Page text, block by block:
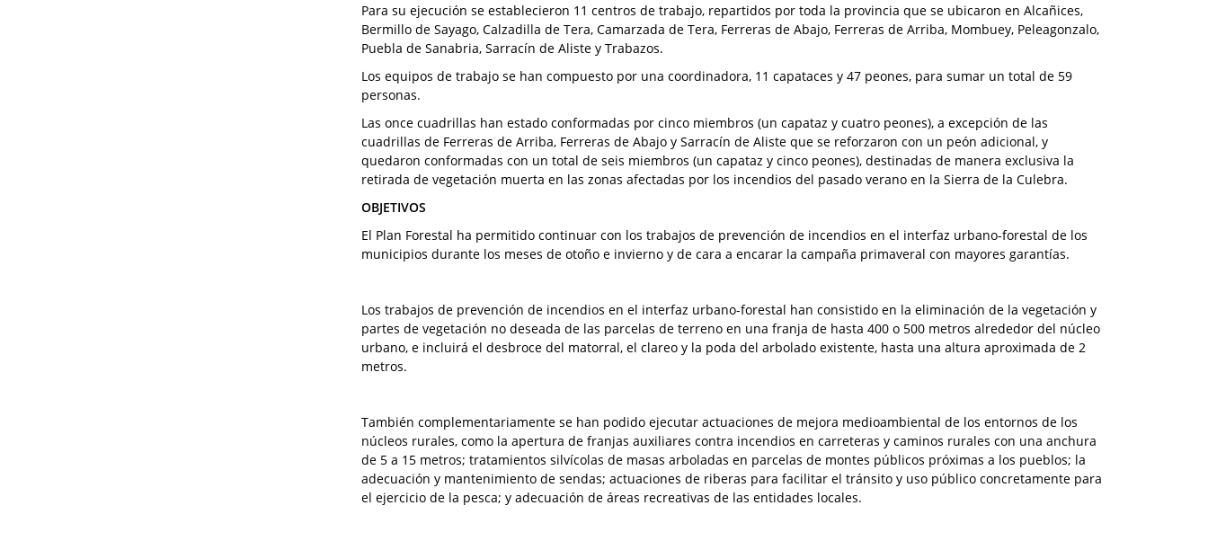
Para su ejecución se establecieron 11 centros de trabajo, repartidos por toda la provincia que se ubicaron en Alcañices,
Bermillo de Sayago, Calzadilla de Tera, Camarzada de Tera, Ferreras de Abajo, Ferreras de Arriba, Mombuey, Peleagonzalo,
Puebla de Sanabria, Sarracín de Aliste y Trabazos.
Los equipos de trabajo se han compuesto por una coordinadora, 11 capataces y 47 peones, para sumar un total de 59
personas.
Las once cuadrillas han estado conformadas por cinco miembros (un capataz y cuatro peones), a excepción de las
cuadrillas de Ferreras de Arriba, Ferreras de Abajo y Sarracín de Aliste que se reforzaron con un peón adicional, y
quedaron conformadas con un total de seis miembros (un capataz y cinco peones), destinadas de manera exclusiva la
retirada de vegetación muerta en las zonas afectadas por los incendios del pasado verano en la Sierra de la Culebra.
OBJETIVOS
El Plan Forestal ha permitido continuar con los trabajos de prevención de incendios en el interfaz urbano-forestal de los
municipios durante los meses de otoño e invierno y de cara a encarar la campaña primaveral con mayores garantías.
Los trabajos de prevención de incendios en el interfaz urbano-forestal han consistido en la eliminación de la vegetación y
partes de vegetación no deseada de las parcelas de terreno en una franja de hasta 400 o 500 metros alrededor del núcleo
urbano, e incluirá el desbroce del matorral, el clareo y la poda del arbolado existente, hasta una altura aproximada de 2
metros.
También complementariamente se han podido ejecutar actuaciones de mejora medioambiental de los entornos de los
núcleos rurales, como la apertura de franjas auxiliares contra incendios en carreteras y caminos rurales con una anchura
de 5 a 15 metros; tratamientos silvícolas de masas arboladas en parcelas de montes públicos próximas a los pueblos; la
adecuación y mantenimiento de sendas; actuaciones de riberas para facilitar el tránsito y uso público concretamente para
el ejercicio de la pesca; y adecuación de áreas recreativas de las entidades locales.